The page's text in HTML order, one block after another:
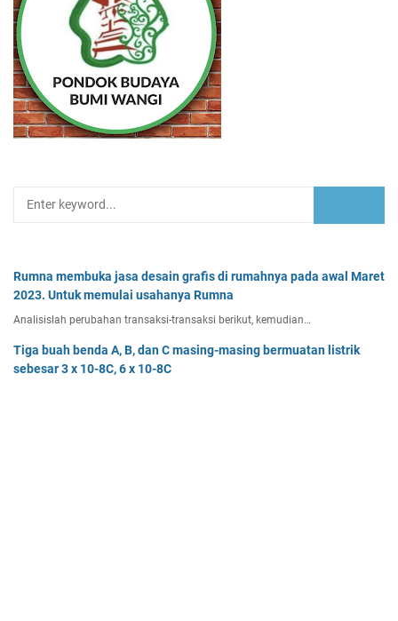
Rumna membuka jasa desain grafis di rumahnya pada awal Maret
2023. Untuk memulai usahanya Rumna
Analisislah perubahan transaksi-transaksi berikut, kemudian…
Tiga buah benda A, B, dan C masing-masing bermuatan listrik
sebesar 3 x 10-8C, 6 x 10-8C